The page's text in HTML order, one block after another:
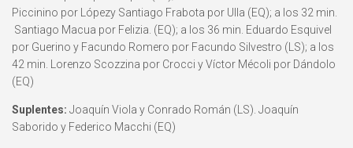
Piccinino por Lópezy Santiago Frabota por Ulla (EQ); a los 32 min.
Santiago Macua por Felizia. (EQ); a los 36 min. Eduardo Esquivel
por Guerino y Facundo Romero por Facundo Silvestro (LS); a los
42 min. Lorenzo Scozzina por Crocci y Víctor Mécoli por Dándolo
(EQ)
Suplentes: Joaquín Viola y Conrado Román (LS). Joaquín
Saborido y Federico Macchi (EQ)